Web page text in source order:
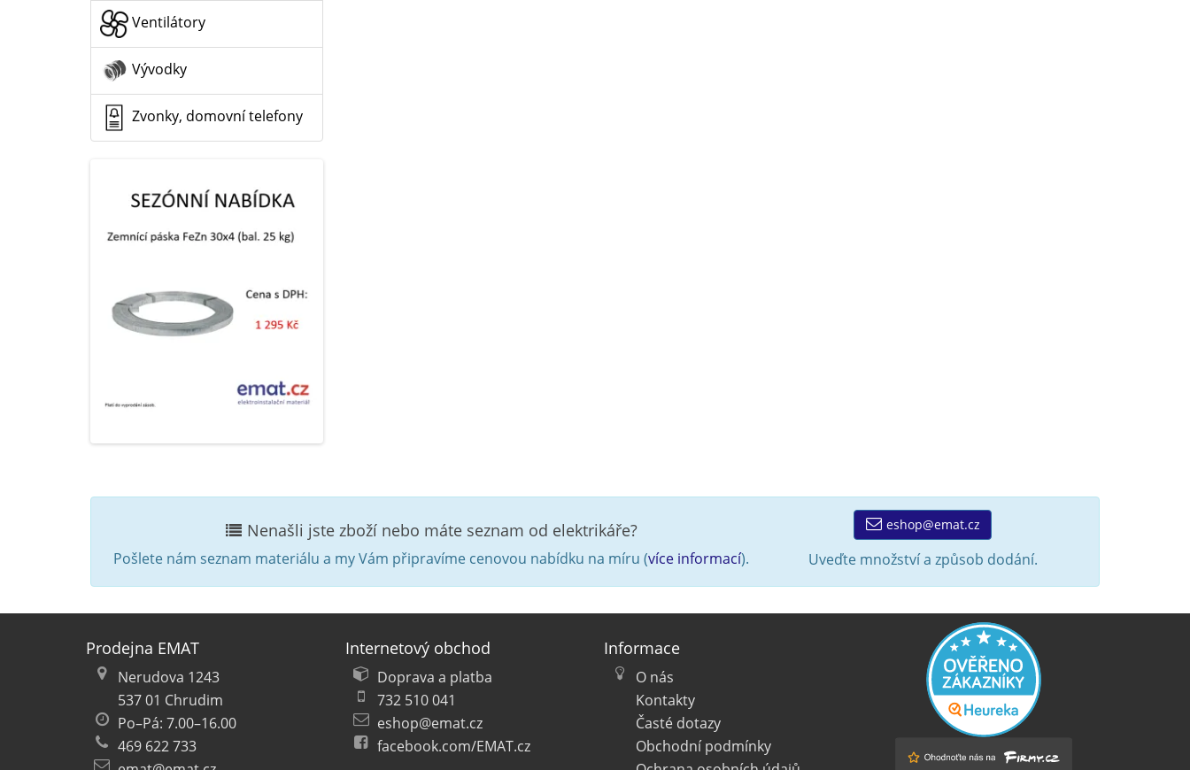
Ventilátory
Vývodky
Zvonky, domovní telefony
Nenašli jste zboží nebo máte seznam od elektrikáře?
Pošlete nám seznam materiálu a my Vám připravíme cenovou nabídku na míru (více informací).
eshop@emat.cz
Uveďte množství a způsob dodání.
Prodejna EMAT
Nerudova 1243
537 01 Chrudim
Po–Pá: 7.00–16.00
469 622 733
Internetový obchod
Doprava a platba
732 510 041
eshop@emat.cz
facebook.com/EMAT.cz
Informace
O nás
Kontakty
Časté dotazy
Obchodní podmínky